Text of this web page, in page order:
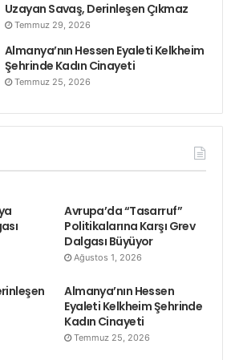
Uzayan Savaş, Derinleşen Çıkmaz
Temmuz 29, 2026
Almanya’nın Hessen Eyaleti Kelkheim
Şehrinde Kadın Cinayeti
Temmuz 25, 2026
Avrupa’da “Tasarruf”
Politikalarına Karşı Grev
Dalgası Büyüyor
Ağustos 1, 2026
Almanya’nın Hessen
Eyaleti Kelkheim Şehrinde
Kadın Cinayeti
Temmuz 25, 2026